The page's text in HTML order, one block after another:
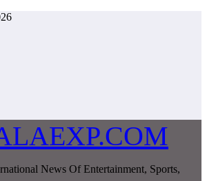
News Of Entertainment, Sports,